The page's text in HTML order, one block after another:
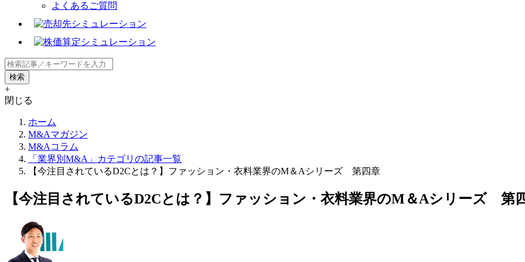
よくあるご質問
+
閉じる
ホーム
M&Aマガジン
M&Aコラム
「業界別M&A」カテゴリの記事一覧
【今注目されているD2Cとは？】ファッション・衣料業界のM＆Aシリーズ 第四章
【今注目されているD2Cとは？】ファッション・衣料業界のM＆Aシリーズ